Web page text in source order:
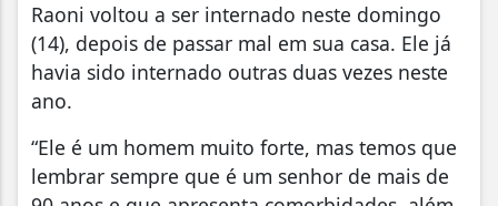
Raoni voltou a ser internado neste domingo
(14), depois de passar mal em sua casa. Ele já
havia sido internado outras duas vezes neste
ano.
“Ele é um homem muito forte, mas temos que
lembrar sempre que é um senhor de mais de